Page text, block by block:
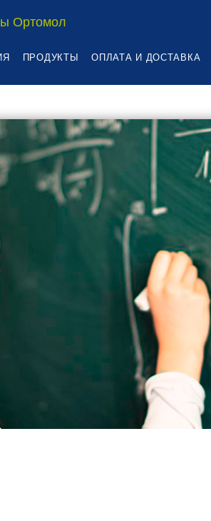
Ортомол
ПРОДУКТЫ ОПЛАТА И ДОСТАВКА